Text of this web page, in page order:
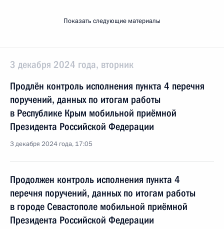
Показать следующие материалы
3 декабря 2024 года, вторник
Продлён контроль исполнения пункта 4 перечня
поручений, данных по итогам работы
в Республике Крым мобильной приёмной
Президента Российской Федерации
3 декабря 2024 года, 17:05
Продолжен контроль исполнения пункта 4
перечня поручений, данных по итогам работы
в городе Севастополе мобильной приёмной
Президента Российской Федерации